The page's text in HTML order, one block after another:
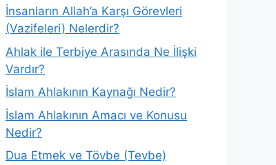
İnsanların Allah’a Karşı Görevleri
(Vazifeleri) Nelerdir?
Ahlak ile Terbiye Arasında Ne İlişki
Vardır?
İslam Ahlakının Kaynağı Nedir?
İslam Ahlakının Amacı ve Konusu
Nedir?
Dua Etmek ve Tövbe (Tevbe)